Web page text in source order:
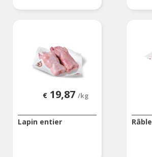
€ 19,87 /kg
Lapin entier